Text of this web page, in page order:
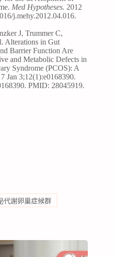
Med Hypotheses. 2012
j.mehy.2012.04.016.
J, Trummer C,
Alterations in Gut
Barrier Function Are
and Metabolic Defects in
Syndrome (PCOS): A
Jan 3;12(1):e0168390.
PMID: 28045919.
代謝卵巢症候群